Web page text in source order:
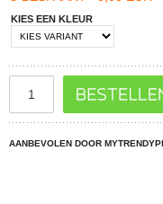
KIES EEN KLEUR
AANBEVOLEN DOOR